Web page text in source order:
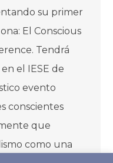
su primer
El Conscious
Tendrá
el IESE de
evento
conscientes
que
como una